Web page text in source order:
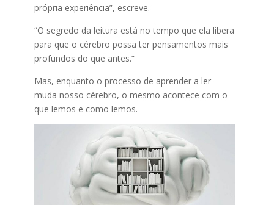
própria experiência”, escreve.
“O segredo da leitura está no tempo que ela libera
para que o cérebro possa ter pensamentos mais
profundos do que antes.”
Mas, enquanto o processo de aprender a ler
muda nosso cérebro, o mesmo acontece com o
que lemos e como lemos.